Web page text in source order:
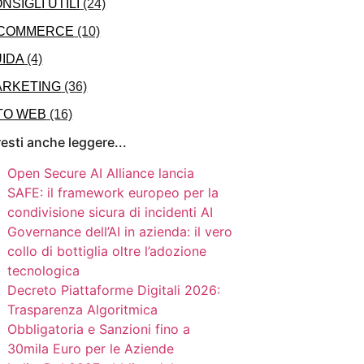
UTILI (24)
(10)
(4)
(36)
WEB (16)
anche leggere...
Open Secure AI Alliance lancia
SAFE: il framework europeo per la
condivisione sicura di incidenti AI
Governance dell’AI in azienda: il vero
collo di bottiglia oltre l’adozione
tecnologica
Decreto Piattaforme Digitali 2026:
Trasparenza Algoritmica
Obbligatoria e Sanzioni fino a
30mila Euro per le Aziende